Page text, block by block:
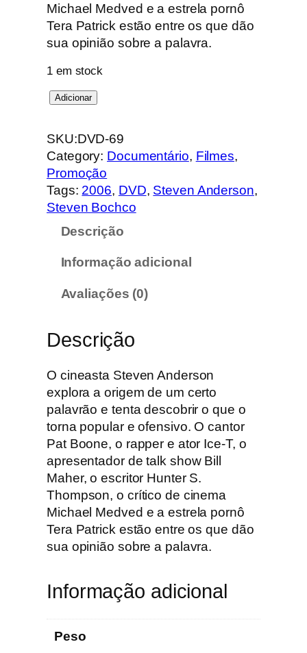
Michael Medved e a estrela pornô
Tera Patrick estão entre os que dão
sua opinião sobre a palavra.
1 em stock
Q
a
n
t
i
d
K
d
o
c
u
m
e
n
t
a
r
i
Adicionar
SKU:DVD-69
Category: Documentário, Filmes
Promoção
Tags: 2006, DVD, Steven Anderson
Steven Bochco
Descrição
Informação adicional
Avaliações (0)
Descrição
O cineasta Steven Anderson
explora a origem de um certo
palavrão e tenta descobrir o que o
torna popular e ofensivo. O cantor
Pat Boone, o rapper e ator Ice-T, o
apresentador de talk show Bill
Maher, o escritor Hunter S.
Thompson, o crítico de cinema
Michael Medved e a estrela pornô
Tera Patrick estão entre os que dão
sua opinião sobre a palavra.
Informação adicional
Peso